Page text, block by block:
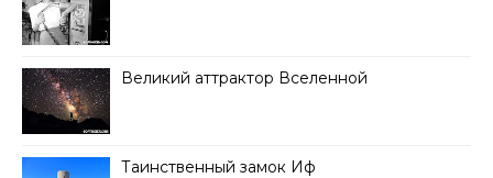
Великий аттрактор Вселенной
Таинственный замок Иф